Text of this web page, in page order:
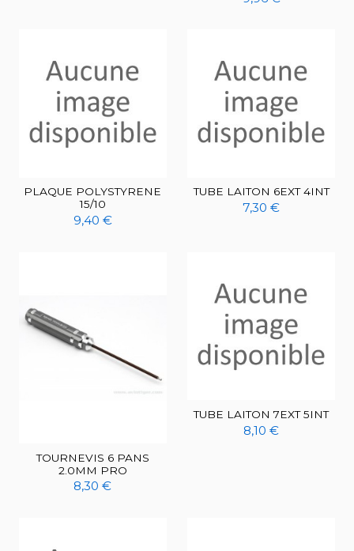
PLAQUE POLYSTYRENE
15/10
9,40 €
TUBE LAITON 6EXT 4INT
7,30 €
TOURNEVIS 6 PANS
2.0MM PRO
8,30 €
TUBE LAITON 7EXT 5INT
8,10 €